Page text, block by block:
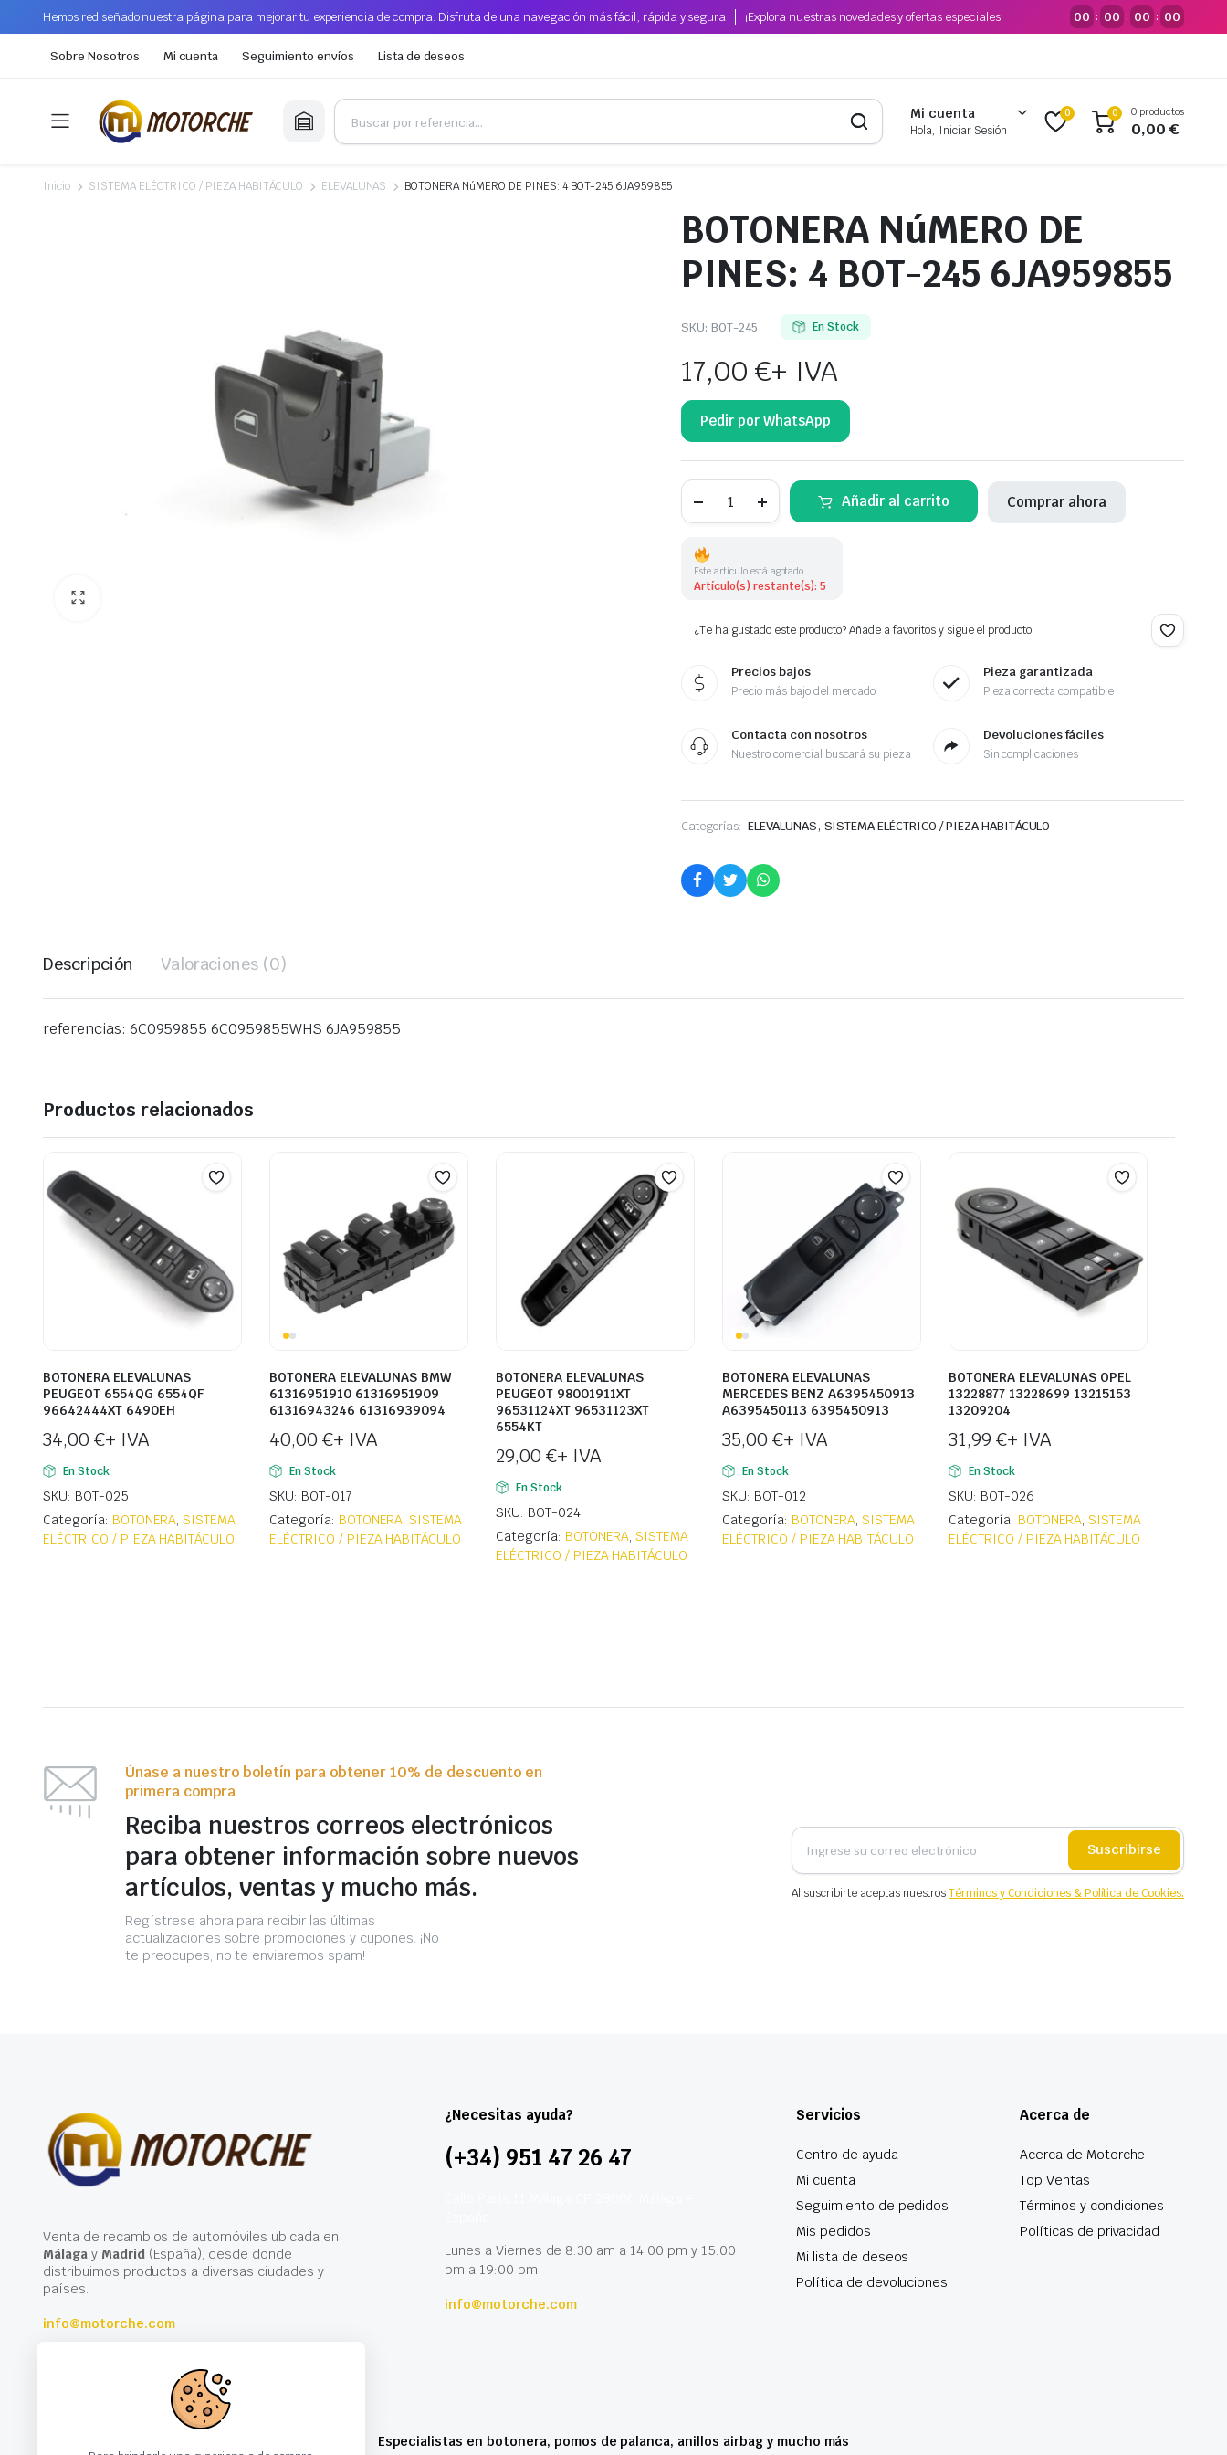
Hemos rediseñado nuestra página para mejorar tu experiencia de compra. Disfruta de una navegación más fácil, rápida y segura ¡Explora nuestras novedades y ofertas especiales! 00 : 00 : 00 : 00
Sobre Nosotros Mi cuenta Seguimiento envíos Lista de deseos
Mi cuenta
Hola, Iniciar Sesión
0 0 0 productos
0,00€
Inicio SISTEMA ELÉCTRICO / PIEZA HABITÁCULO ELEVALUNAS BOTONERA NúMERO DE PINES: 4 BOT-245 6JA959855
BOTONERA NúMERO DE
PINES: 4 BOT-245 6JA959855
SKU: BOT-245 En Stock
17,00€+ IVA
Pedir por WhatsApp
NúMERO
BOT-
245
6JA959855
Añadir al carrito Comprar ahora
Este artículo está agotado.
Artículo(s) restante(s): 5
¿Te ha gustado este producto? Añade a favoritos y sigue el producto.
Precios bajos
Precio más bajo del mercado
Pieza garantizada
Pieza correcta compatible
Contacta con nosotros
Nuestro comercial buscará su pieza
Devoluciones fáciles
Sin complicaciones
Categorías: ELEVALUNAS, SISTEMA ELÉCTRICO / PIEZA HABITÁCULO
Descripción Valoraciones (0)
referencias: 6C0959855 6C0959855WHS 6JA959855
Productos relacionados
BOTONERA ELEVALUNAS
PEUGEOT 6554QG 6554QF
96642444XT 6490EH
34,00 €+ IVA
En Stock
SKU: BOT-025
Categoría: BOTONERA,SISTEMA
ELÉCTRICO / PIEZA HABITÁCULO
BOTONERA ELEVALUNAS BMW
61316951910 61316951909
61316943246 61316939094
40,00 €+ IVA
En Stock
SKU: BOT-017
Categoría: BOTONERA,SISTEMA
ELÉCTRICO / PIEZA HABITÁCULO
BOTONERA ELEVALUNAS
PEUGEOT 98001911XT
96531124XT 96531123XT
6554KT
29,00 €+ IVA
En Stock
SKU: BOT-024
Categoría: BOTONERA,SISTEMA
ELÉCTRICO / PIEZA HABITÁCULO
BOTONERA ELEVALUNAS
MERCEDES BENZ A6395450913
A6395450113 6395450913
35,00 €+ IVA
En Stock
SKU: BOT-012
Categoría: BOTONERA,SISTEMA
ELÉCTRICO / PIEZA HABITÁCULO
BOTONERA ELEVALUNAS OPEL
13228877 13228699 13215153
13209204
31,99 €+ IVA
En Stock
SKU: BOT-026
Categoría: BOTONERA,SISTEMA
ELÉCTRICO / PIEZA HABITÁCULO
Únase a nuestro boletín para obtener 10% de descuento en
primera compra
Reciba nuestros correos electrónicos
para obtener información sobre nuevos
artículos, ventas y mucho más.
Regístrese ahora para recibir las últimas
actualizaciones sobre promociones y cupones. ¡No
te preocupes, no te enviaremos spam!
Suscribirse
Al suscribirte aceptas nuestrosTérminos y Condiciones & Política de Cookies.
Venta de recambios de automóviles ubicada en
Málagay Madrid(España), desde donde
distribuimos productos a diversas ciudades y
países.
info@motorche.com
¿Necesitas ayuda?
(+34) 951 47 26 47
Lunes a Viernes de 8:30 am a 14:00 pm y 15:00
pm a 19:00 pm
info@motorche.com
Servicios
Centro de ayuda
Mi cuenta
Seguimiento de pedidos
Mis pedidos
Mi lista de deseos
Política de devoluciones
Acerca de
Acerca de Motorche
Top Ventas
Términos y condiciones
Políticas de privacidad
Especialistas en botonera, pomos de palanca, anillos airbag y mucho más